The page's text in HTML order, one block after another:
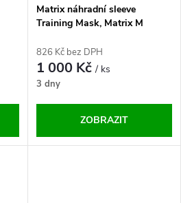
Matrix náhradní sleeve
Training Mask, Matrix M
826 Kč bez DPH
1 000 Kč/ ks
3 dny
ZOBRAZIT